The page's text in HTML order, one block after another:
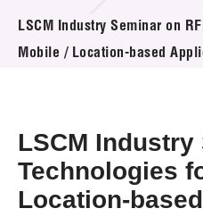
活动及消息
活动
新闻中心
资讯中心
LSCM Industry Seminar on
Mobile / Location-based
LSCM Industry
Technologies
Location-